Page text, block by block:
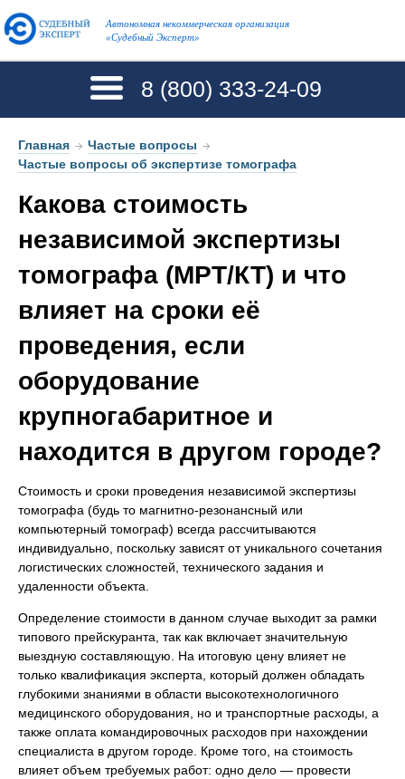
Автономная некоммерческая организация
«Судебный Эксперт»
8 (800) 333-24-09
Главная → Частые вопросы →
Частые вопросы об экспертизе томографа
Какова стоимость
независимой экспертизы
томографа (МРТ/КТ) и что
влияет на сроки её
проведения, если
оборудование
крупногабаритное и
находится в другом городе?
Стоимость и сроки проведения независимой экспертизы
томографа (будь то магнитно-резонансный или
компьютерный томограф) всегда рассчитываются
индивидуально, поскольку зависят от уникального сочетания
логистических сложностей, технического задания и
удаленности объекта.
Определение стоимости в данном случае выходит за рамки
типового прейскуранта, так как включает значительную
выездную составляющую. На итоговую цену влияет не
только квалификация эксперта, который должен обладать
глубокими знаниями в области высокотехнологичного
медицинского оборудования, но и транспортные расходы, а
также оплата командировочных расходов при нахождении
специалиста в другом городе. Кроме того, на стоимость
влияет объем требуемых работ: одно дело — провести